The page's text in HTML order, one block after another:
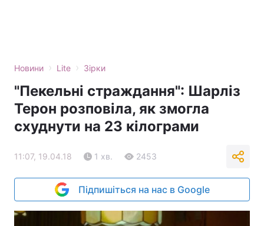
Новини › Lite › Зірки
"Пекельні страждання": Шарліз
Терон розповіла, як змогла
схуднути на 23 кілограми
11:07, 19.04.18 1 хв. 2453
Підпишіться на нас в Google